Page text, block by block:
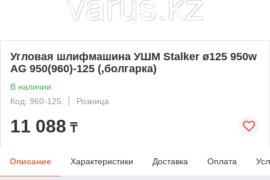
Угловая шлифмашина УШМ Stalker ø125 950w
AG 950(960)-125 (,болгарка)
В наличии
Код: 960-125
Розница
11 088 ₸
Описание Характеристики Доставка Оплата